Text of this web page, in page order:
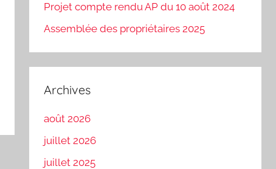
Projet compte rendu AP du 10 août 2024
Assemblée des propriétaires 2025
Archives
août 2026
juillet 2026
juillet 2025